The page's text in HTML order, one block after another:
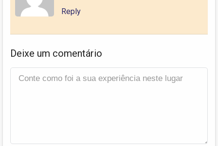
Reply
Deixe um comentário